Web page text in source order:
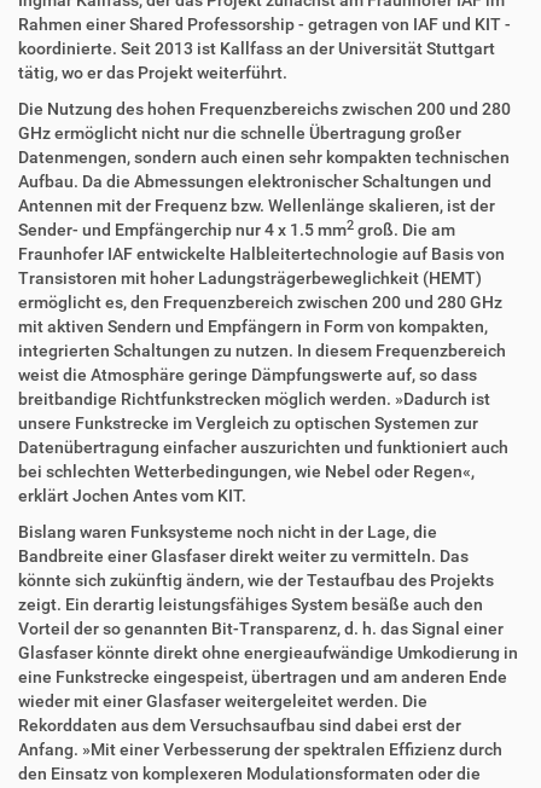
Rahmen einer Shared Professorship - getragen von IAF und KIT -
koordinierte. Seit 2013 ist Kallfass an der Universität Stuttgart
tätig, wo er das Projekt weiterführt.
Die Nutzung des hohen Frequenzbereichs zwischen 200 und 280
GHz ermöglicht nicht nur die schnelle Übertragung großer
Datenmengen, sondern auch einen sehr kompakten technischen
Aufbau. Da die Abmessungen elektronischer Schaltungen und
Antennen mit der Frequenz bzw. Wellenlänge skalieren, ist der
Sender- und Empfängerchip nur 4 x 1.5 mm2 groß. Die am
Fraunhofer IAF entwickelte Halbleitertechnologie auf Basis von
Transistoren mit hoher Ladungsträgerbeweglichkeit (HEMT)
ermöglicht es, den Frequenzbereich zwischen 200 und 280 GHz
mit aktiven Sendern und Empfängern in Form von kompakten,
integrierten Schaltungen zu nutzen. In diesem Frequenzbereich
weist die Atmosphäre geringe Dämpfungswerte auf, so dass
breitbandige Richtfunkstrecken möglich werden. »Dadurch ist
unsere Funkstrecke im Vergleich zu optischen Systemen zur
Datenübertragung einfacher auszurichten und funktioniert auch
bei schlechten Wetterbedingungen, wie Nebel oder Regen«,
erklärt Jochen Antes vom KIT.
Bislang waren Funksysteme noch nicht in der Lage, die
Bandbreite einer Glasfaser direkt weiter zu vermitteln. Das
könnte sich zukünftig ändern, wie der Testaufbau des Projekts
zeigt. Ein derartig leistungsfähiges System besäße auch den
Vorteil der so genannten Bit-Transparenz, d. h. das Signal einer
Glasfaser könnte direkt ohne energieaufwändige Umkodierung in
eine Funkstrecke eingespeist, übertragen und am anderen Ende
wieder mit einer Glasfaser weitergeleitet werden. Die
Rekorddaten aus dem Versuchsaufbau sind dabei erst der
Anfang. »Mit einer Verbesserung der spektralen Effizienz durch
den Einsatz von komplexeren Modulationsformaten oder die